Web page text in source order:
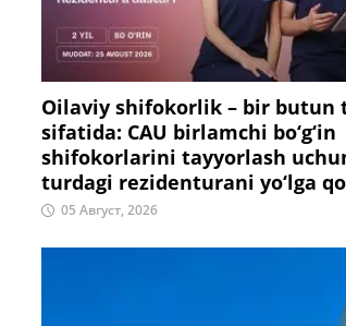
Oilaviy shifokorlik – bir butun
sifatida: CAU birlamchi bo‘g‘in
shifokorlarini tayyorlash
turdagi rezidenturani yo‘lga
05 Август, 2026